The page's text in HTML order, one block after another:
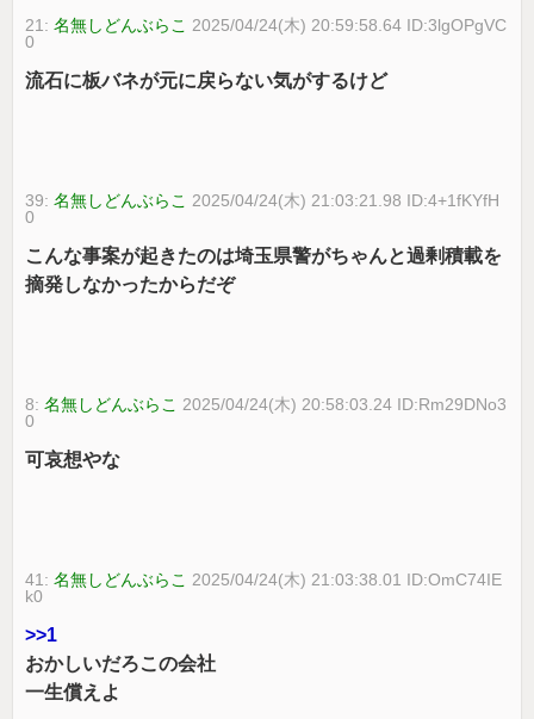
21:名無しどんぶらこ 2025/04/24(木) 20:59:58.64 ID:3lgOPgVC
0
流石に板バネが元に戻らない気がするけど
39:名無しどんぶらこ 2025/04/24(木) 21:03:21.98 ID:4+1fKYfH
0
こんな事案が起きたのは埼玉県警がちゃんと過剰積載を
摘発しなかったからだぞ
8:名無しどんぶらこ 2025/04/24(木) 20:58:03.24 ID:Rm29DNo3
0
可哀想やな
41:名無しどんぶらこ 2025/04/24(木) 21:03:38.01 ID:OmC74IE
k0
>>1
おかしいだろこの会社
一生償えよ